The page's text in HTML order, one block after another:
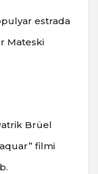
estrada
Mateski
Brüel
filmi